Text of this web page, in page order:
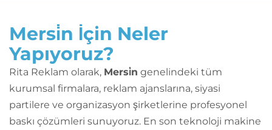
Mersi̇n İçin Neler
Yapıyoruz?
Rita Reklam olarak, Mersi̇n genelindeki tüm
kurumsal firmalara, reklam ajanslarına, siyasi
partilere ve organizasyon şirketlerine profesyonel
baskı çözümleri sunuyoruz. En son teknoloji makine